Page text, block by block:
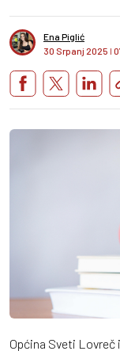
Ena Piglić
30 Srpanj 2025 I
Općina Sveti